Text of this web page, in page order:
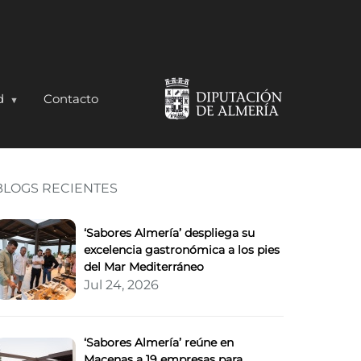
Contacto
su feria
RECIENTES
‘Sabores Almería’ despliega su
excelencia gastronómica a los pies
del Mar Mediterráneo
Jul 24, 2026
‘Sabores Almería’ reúne en